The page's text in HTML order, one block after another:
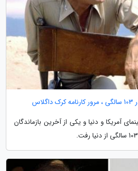
آمریکا و دنیا و یکی از آخرین بازماندگان